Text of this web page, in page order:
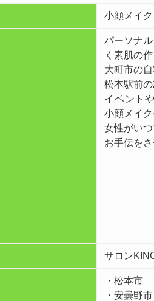
小顔メイ
パーソナ
く素肌の
大町市の
松本駅前
イベント
小顔メイク
女性がい
お手伝を
サロン
・松本市
・安曇野市